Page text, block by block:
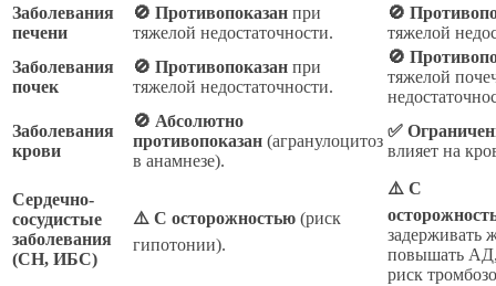
Заболевания
печени
🚫 Противопоказан при
тяжелой недостаточности.
🚫
тяжелой
Заболевания
почек
🚫 Противопоказан при
тяжелой недостаточности.
🚫
тяжелой
Заболевания
крови
🚫 Абсолютно
противопоказан (агранулоцитоз
в анамнезе).
✅
влияет на
Сердечно-
сосудистые
заболевания
(СН, ИБС)
⚠️ С осторожностью (риск
гипотонии).
⚠️ С
задерживать
повышать
риск